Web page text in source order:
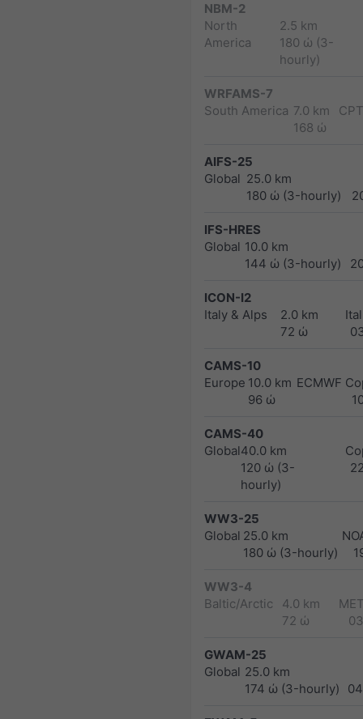
NBM-2
North
America
2.5 km
180 ώ (3-
hourly)
WRFAMS-7
South America 7.0 km
168 ώ
AIFS-25
Global 25.0 km
180 ώ (3-hourly)
IFS-HRES
Global 10.0 km
144 ώ (3-hourly)
ICON-I2
Italy & Alps
2.0 km
72 ώ
CAMS-10
Europe 10.0 km
96 ώ
ECMWF
CAMS-40
Global40.0 km
120 ώ (3-
hourly)
WW3-25
Global 25.0 km
180 ώ (3-hourly)
WW3-4
Baltic/Arctic
4.0 km
72 ώ
GWAM-25
Global 25.0 km
174 ώ (3-hourly)